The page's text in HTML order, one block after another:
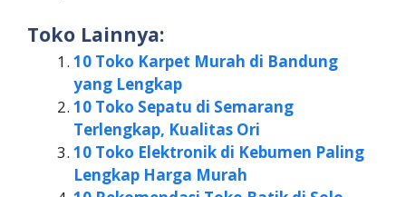
Toko Lainnya:
10 Toko Karpet Murah di Bandung
yang Lengkap
10 Toko Sepatu di Semarang
Terlengkap, Kualitas Ori
10 Toko Elektronik di Kebumen Paling
Lengkap Harga Murah